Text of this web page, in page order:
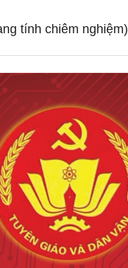
tính chiêm nghiệm)